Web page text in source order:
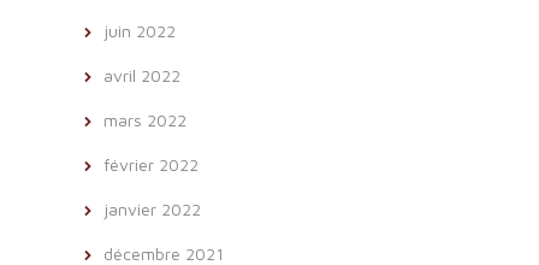
juin 2022
avril 2022
mars 2022
février 2022
janvier 2022
décembre 2021